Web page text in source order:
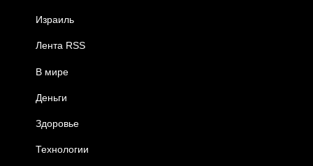
Израиль
Лента RSS
В мире
Деньги
Здоровье
Технологии